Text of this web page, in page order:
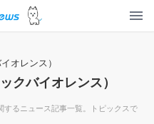
オレンス）
クバイオレンス）
するニュース記事一覧。トピックスで